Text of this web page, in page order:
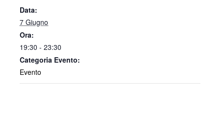
Data:
7 Giugno
Ora:
19:30 - 23:30
Categoria Evento:
Evento